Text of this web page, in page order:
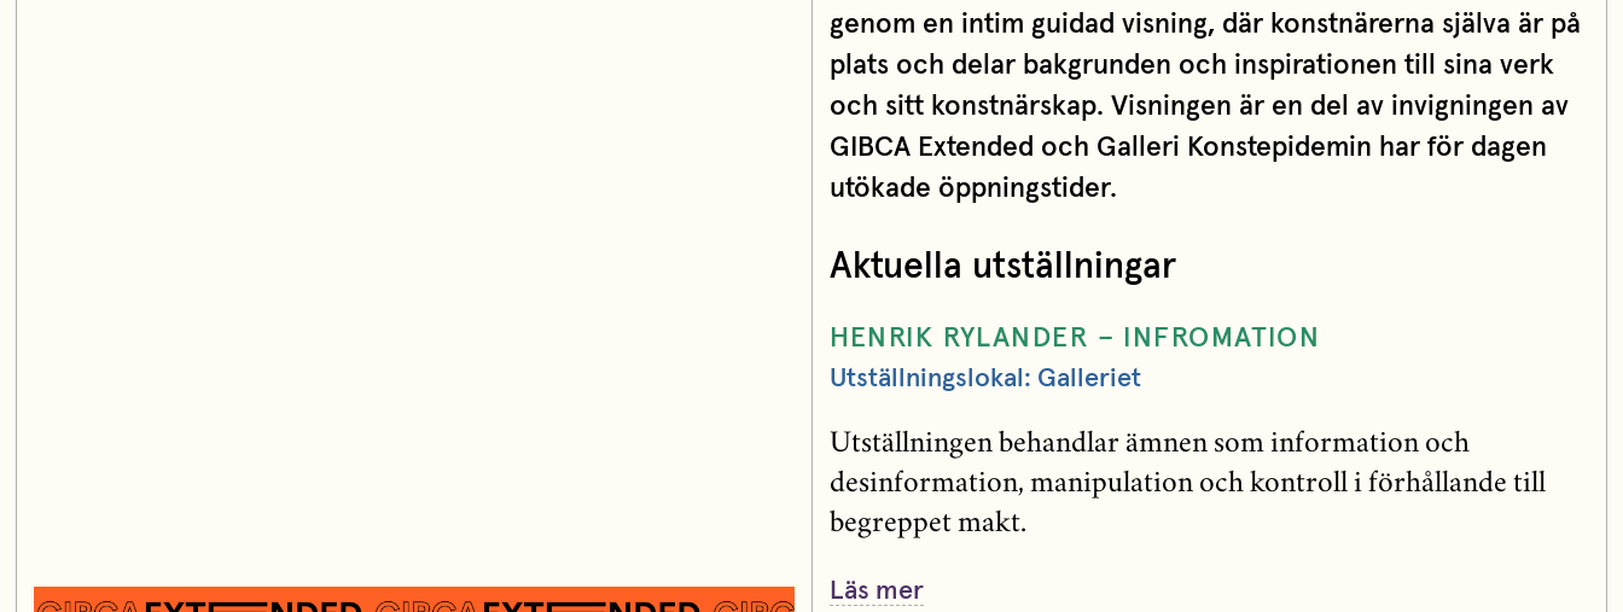
genom en intim guidad visning, där konstnärerna själva är på
plats och delar bakgrunden och inspirationen till sina verk
och sitt konstnärskap. Visningen är en del av invigningen av
GIBCA Extended och Galleri Konstepidemin har för dagen
utökade öppningstider.
Aktuella utställningar
HENRIK RYLANDER – INFROMATION
Utställningslokal: Galleriet
Utställningen behandlar ämnen som information och
desinformation, manipulation och kontroll i förhållande till
begreppet makt.
Läs mer